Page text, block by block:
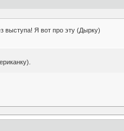
выступа! Я вот про эту (Дырку)